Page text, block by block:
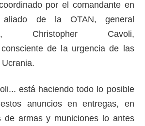
por el comandante en
aliado de la OTAN, general
Christopher Cavoli,
consciente de la urgencia de las
está haciendo todo lo posible
anuncios en entregas, en
de armas y municiones lo antes